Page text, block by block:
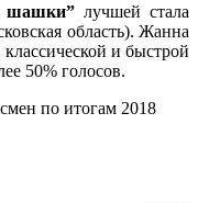
шашки” лучшей стала
область). Жанна
классической и быстрой
50% голосов.